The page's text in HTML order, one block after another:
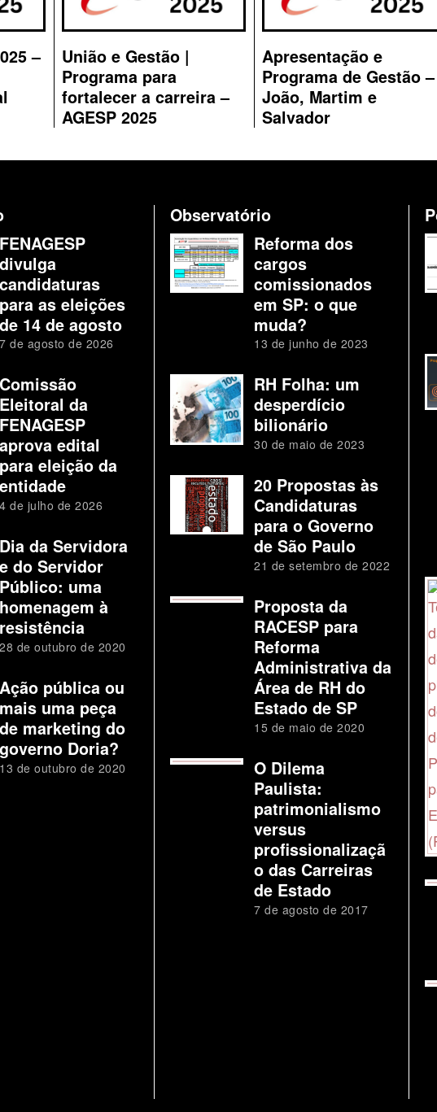
–
União e Gestão |
Programa para
fortalecer a carreira –
AGESP 2025
Apresentação e
Programa de Gestão –
João, Martim e
Salvador
FENAGESP
divulga
candidaturas
para as eleições
de 14 de agosto
7 de agosto de 2026
Comissão
Eleitoral da
FENAGESP
aprova edital
para eleição da
entidade
4 de julho de 2026
Dia da Servidora
e do Servidor
Público: uma
homenagem à
resistência
28 de outubro de 2020
Ação pública ou
mais uma peça
de marketing do
governo Doria?
13 de outubro de 2020
Observatório
Reforma dos
cargos
comissionados
em SP: o que
muda?
13 de junho de 2023
RH Folha: um
desperdício
bilionário
30 de maio de 2023
20 Propostas às
Candidaturas
para o Governo
de São Paulo
21 de setembro de 2022
Proposta da
RACESP para
Reforma
Administrativa da
Área de RH do
Estado de SP
15 de maio de 2020
O Dilema
Paulista:
patrimonialismo
versus
profissionalizaçã
o das Carreiras
de Estado
7 de agosto de 2017